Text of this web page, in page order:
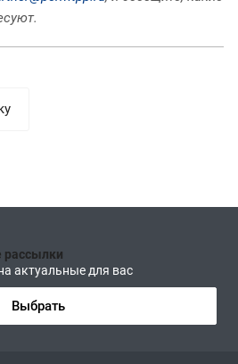
рассылки
актуальные для вас
Выбрать